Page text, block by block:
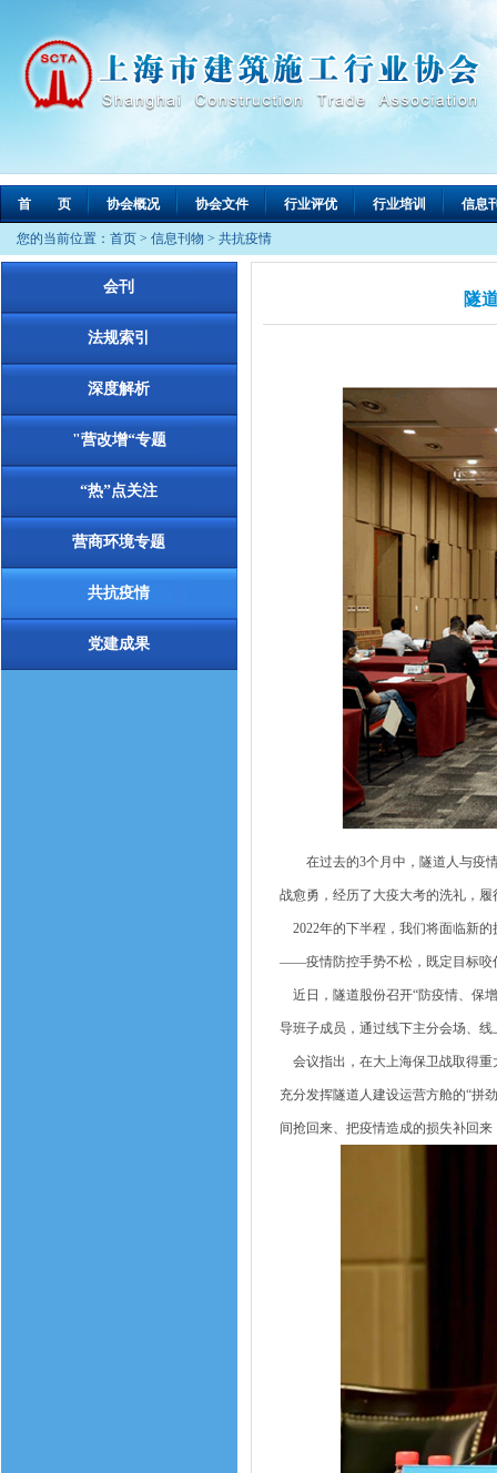
首 页 协会概况 协会文件 行业评优 行业培训 信息
您的当前位置： 首页 > 信息刊物 > 共抗疫情
会刊
法规索引
深度解析
"营改增“专题
“热”点关注
营商环境专题
共抗疫情
党建成果
隧
在过去的3个月中，隧道人与疫情
战愈勇，经历了大疫大考的洗礼，
2022年的下半程，我们将面临新
——疫情防控手势不松，既定目标咬
近日，隧道股份召开“防疫情、保
导班子成员，通过线下主分会场、
会议指出，在大上海保卫战取得重
充分发挥隧道人建设运营方舱的“拼
间抢回来、把疫情造成的损失补回